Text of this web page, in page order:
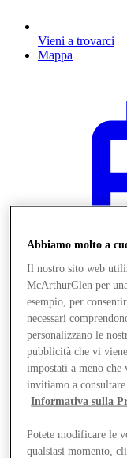
Vieni a trovarci
Mappa
Eventi & Visite
Abbiamo molto a
Il nostro sito web
McArthurGlen per
esempio, per
necessari
personalizzano le
pubblicità che vi
impostati a meno
invitiamo a
Informativa sulla
Potete modificare le
qualsiasi momento,